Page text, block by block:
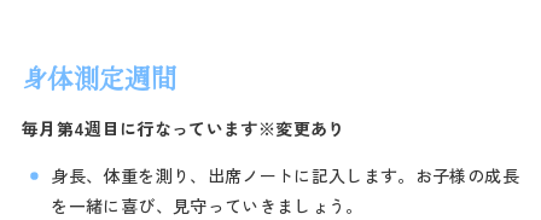
身体測定週間
毎月第4週目に行なっています※変更あり
身長、体重を測り、出席ノートに記入します。お子様の成長
を一緒に喜び、見守っていきましょう。